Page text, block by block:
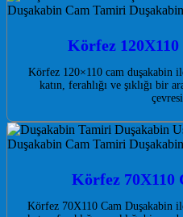
Körfez
Körfez 120×110 cam duşakabin
katın, ferahlığı ve şıklığı bir
Körfez 70X110
Körfez 70X110 Cam Duşakabin